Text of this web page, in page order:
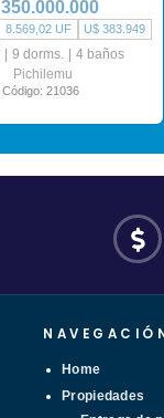
8.569,02 UF U$ 383.949
9 dorms. 4 baños
Pichilemu
Código: 21036
Home
Propiedades